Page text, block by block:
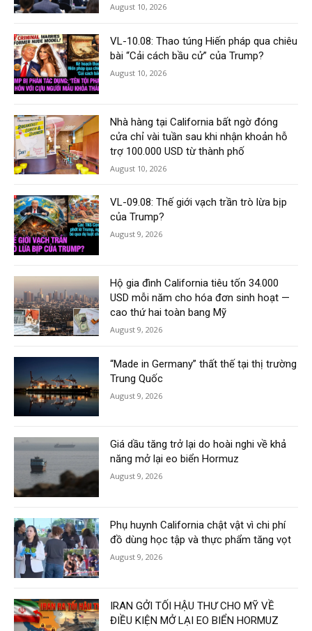
August 10, 2026
VL-10.08: Thao túng Hiến pháp qua chiêu
bài “Cải cách bầu cử” của Trump?
August 10, 2026
Nhà hàng tại California bất ngờ đóng
cửa chỉ vài tuần sau khi nhận khoản hỗ
trợ 100.000 USD từ thành phố
August 10, 2026
VL-09.08: Thế giới vạch trần trò lừa bịp
của Trump?
August 9, 2026
Hộ gia đình California tiêu tốn 34.000
USD mỗi năm cho hóa đơn sinh hoạt —
cao thứ hai toàn bang Mỹ
August 9, 2026
“Made in Germany” thất thế tại thị trường
Trung Quốc
August 9, 2026
Giá dầu tăng trở lại do hoài nghi về khả
năng mở lại eo biển Hormuz
August 9, 2026
Phụ huynh California chật vật vì chi phí
đồ dùng học tập và thực phẩm tăng vọt
August 9, 2026
IRAN GỞI TỐI HẬU THƯ CHO MỸ VỀ
ĐIỀU KIỆN MỞ LẠI EO BIỂN HORMUZ